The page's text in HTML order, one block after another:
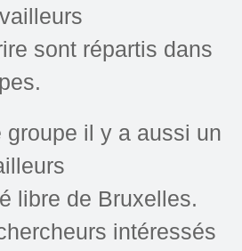
sont répartis dans
groupe il y a aussi un
libre de Bruxelles.
intéressés